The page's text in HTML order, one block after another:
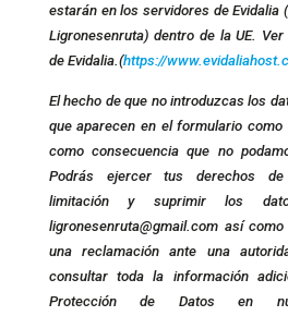
estarán en los servidores de Evidalia
Ligronesenruta) dentro de la UE.
de Evidalia.(https://
El hecho de que no introduzcas los
que aparecen en el formulario
como consecuencia que no
Podrás ejercer tus derechos de
limitación y suprimir los
ligronesenruta@gmail.com así
una reclamación ante una
consultar toda la información
Protección de Datos en